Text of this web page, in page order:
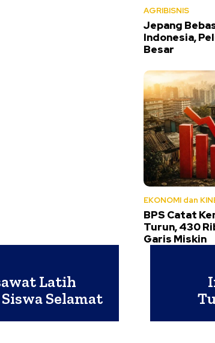
AGRIBISNIS
Jepang
Indonesia,
Besar
EKONOMI dan
BPS Catat
Turun, 430
Garis Miskin
Latih
Selamat